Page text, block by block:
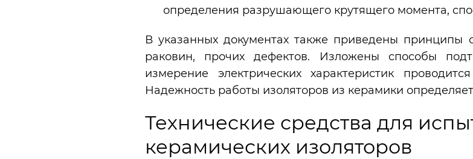
определения разрушающего крутящего момента,
В указанных документах также приведены принципы
раковин, прочих дефектов. Изложены способы
измерение электрических характеристик
Надежность работы изоляторов из керамики
Технические средства для
керамических изоляторов